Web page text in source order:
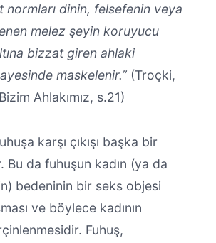
normları dinin, felsefenin veya
melez şeyin koruyucu
bizzat giren ahlaki
maskelenir.”(Troçki,
Ahlakımız, s.21)
karşı çıkışı başka bir
Bu da fuhuşun kadın (ya da
bedeninin bir seks objesi
ve böylece kadının
Fuhuş,